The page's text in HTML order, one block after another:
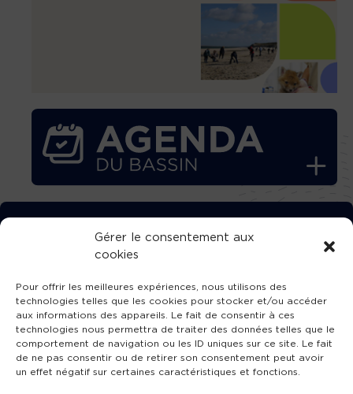
Gérer le consentement aux
cookies
Pour offrir les meilleures expériences, nous utilisons des
technologies telles que les cookies pour stocker et/ou accéder
aux informations des appareils. Le fait de consentir à ces
technologies nous permettra de traiter des données telles que le
comportement de navigation ou les ID uniques sur ce site. Le fait
de ne pas consentir ou de retirer son consentement peut avoir
un effet négatif sur certaines caractéristiques et fonctions.
TÉLÉCHARGEZ GRATUITEMENT
L’APPLICATION TVBA !
SUIVEZ-NOUS !